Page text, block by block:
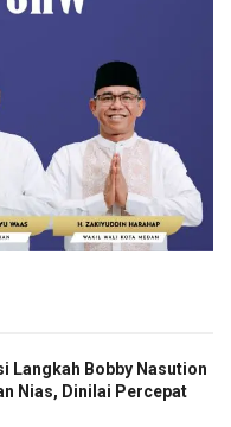
Langkah Bobby Nasution
Nias, Dinilai Percepat